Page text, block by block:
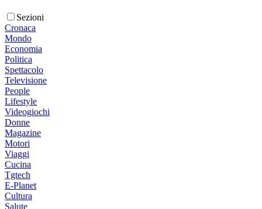
Sezioni
Cronaca
Mondo
Economia
Politica
Spettacolo
Televisione
People
Lifestyle
Videogiochi
Donne
Magazine
Motori
Viaggi
Cucina
Tgtech
E-Planet
Cultura
Salute